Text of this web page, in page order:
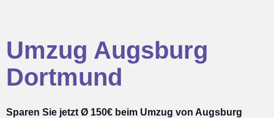
Umzug Augsburg
Dortmund
Sparen Sie jetzt Ø 150€ beim Umzug von Augsburg